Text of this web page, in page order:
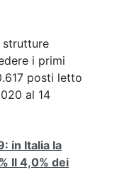
strutture
i primi
posti letto
al 14
in Italia la
Il 4,0% dei